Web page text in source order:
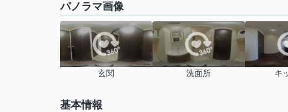
パノラマ画像
玄関 洗面所 キ
基本情報